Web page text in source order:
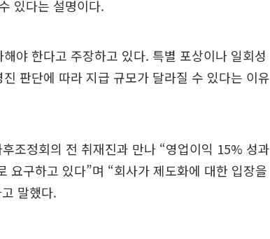
있다는 설명이다.
야 한다고 주장하고 있다. 특별 포상이나 일회성
판단에 따라 지급 규모가 달라질 수 있다는 이유
조정회의 전 취재진과 만나 “영업이익 15% 성과
요구하고 있다”며 “회사가 제도화에 대한 입장을
말했다.